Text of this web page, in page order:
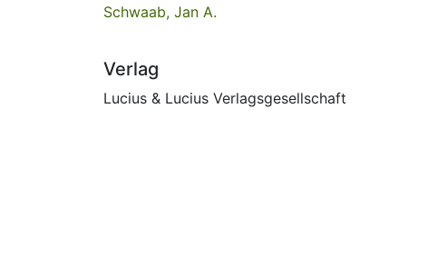
Schwaab, Jan A.
Verlag
Lucius & Lucius Verlagsgesellschaft